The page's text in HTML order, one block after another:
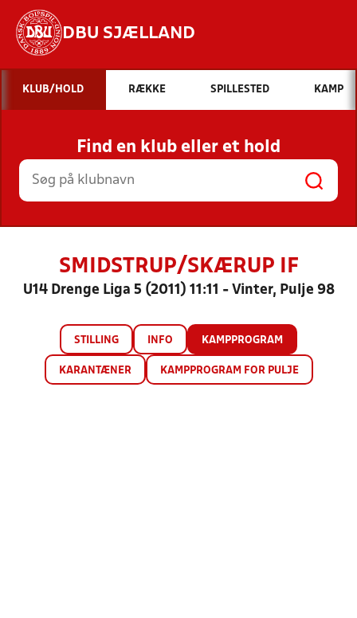
DBU SJÆLLAND
Hvad vil du søge efter?
INDHOLD OG NYHEDER
STILLINGER, RESULTATER, KLUBBER OG
HOLD
KLUB/HOLD RÆKKE SPILLESTED KAMP
Find en klub eller et hold
SMIDSTRUP/SKÆRUP IF
U14 Drenge Liga 5 (2011) 11:11 - Vinter, Pulje 98
STILLING INFO KAMPPROGRAM
KARANTÆNER KAMPPROGRAM FOR PULJE